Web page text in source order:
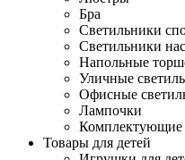
Бра
Светильники
Светильники
Напольные
Уличные
Офисные
Лампочки
Комплектующие
Товары для детей